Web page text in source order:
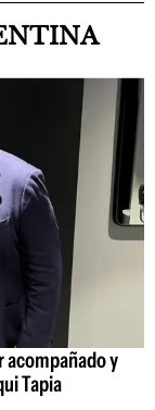
acompañado y
Tapia